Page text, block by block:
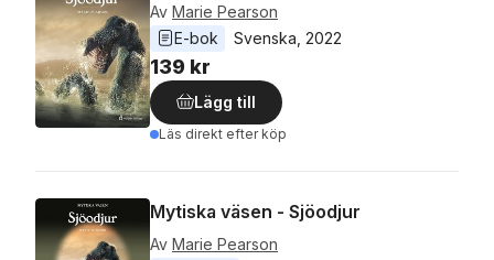
Av Marie Pearson
E-bok
Svenska 2022
139 kr
Lägg till
Läs direkt efter köp
Mytiska väsen - Sjöodjur
Av Marie Pearson